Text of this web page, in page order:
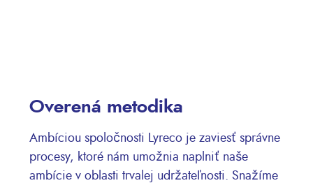
Overená metodika
Ambíciou spoločnosti Lyreco je zaviesť správne
procesy, ktoré nám umožnia naplniť naše
ambície v oblasti trvalej udržateľnosti. Snažíme